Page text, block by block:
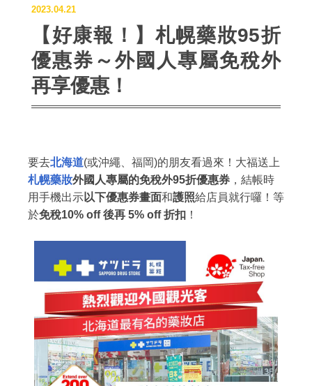
2023.04.21
【好康報！】札幌藥妝95折
優惠券～外國人專屬免稅外
再享優惠！
要去北海道(或沖繩、福岡)的朋友看過來！大福送上
札幌藥妝外國人專屬的免稅外95折優惠券 ，結帳時
用手機出示以下優惠券畫面和護照給店員就行囉！等
於免稅10% off 後再 5% off 折扣 ！